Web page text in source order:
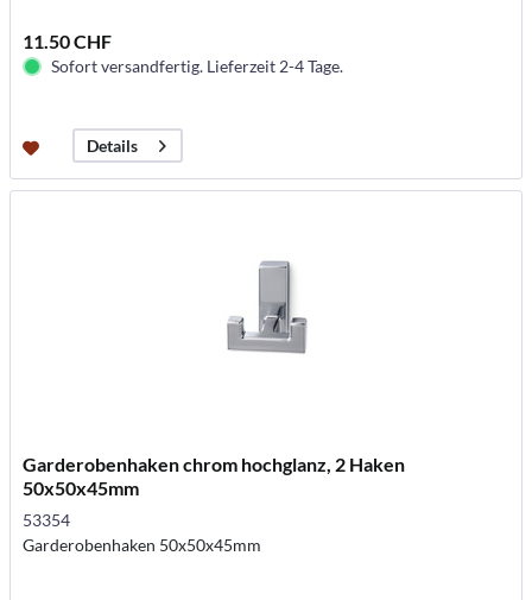
11.50 CHF
Sofort versandfertig. Lieferzeit 2-4 Tage.
Details
Garderobenhaken chrom hochglanz, 2 Haken
50x50x45mm
53354
Garderobenhaken 50x50x45mm